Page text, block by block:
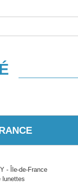
- Île-de-France
lunettes